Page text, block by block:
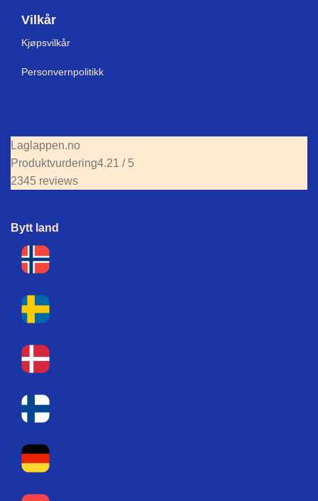
Vilkår
Kjøpsvilkår
Personvernpolitikk
Laglappen.no
Produktvurdering4.21 / 5
2345 reviews
Bytt land